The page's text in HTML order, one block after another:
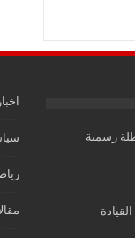
رسمية
اخبار